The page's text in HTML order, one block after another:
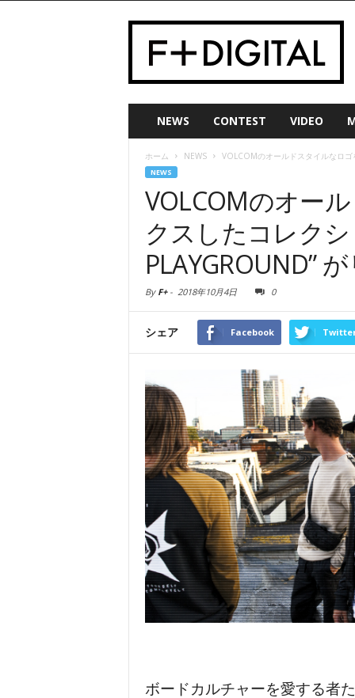
NEWS CONTEST VIDEO
ホーム NEWS VOLCOMのオールドスタイルなロ
NEWS
VOLCOMのオー
クスしたコレクシ
PLAYGROUND”
By F+- 2018年10月4日 0
シェア Facebook
ボードカルチャーを愛する者